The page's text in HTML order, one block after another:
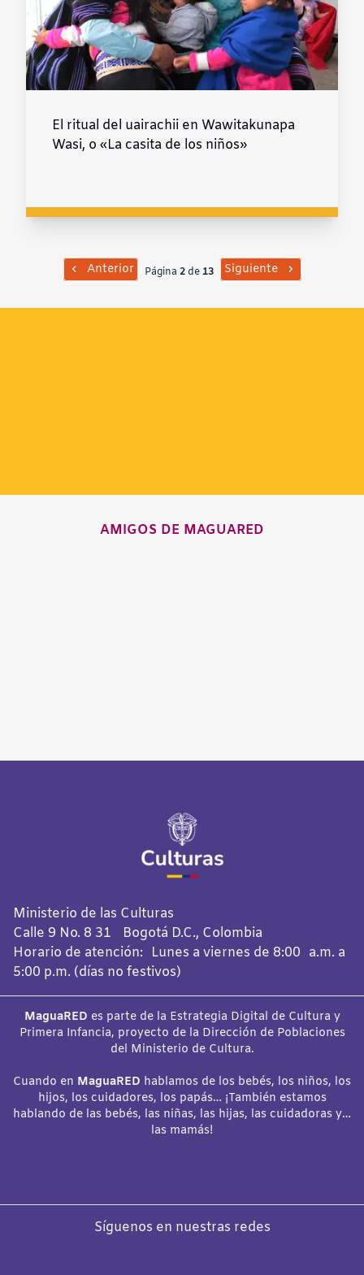
El ritual del uairachii en Wawitakunapa
Wasi, o «La casita de los niños»
Anterior Página 2de13 Siguiente
AMIGOS DE MAGUARED
Ministerio de las Culturas
Calle 9 No. 8 31 Bogotá D.C., Colombia
Horario de atención: Lunes a viernes de 8:00 a.m. a
5:00 p.m. (días no festivos)
MaguaRED es parte de la Estrategia Digital de Cultura y
Primera Infancia, proyecto de la Dirección de Poblaciones
del Ministerio de Cultura.
Cuando en MaguaRED hablamos de los bebés, los niños, los
hijos, los cuidadores, los papás… ¡También estamos
hablando de las bebés, las niñas, las hijas, las cuidadoras y…
las mamás!
Síguenos en nuestras redes